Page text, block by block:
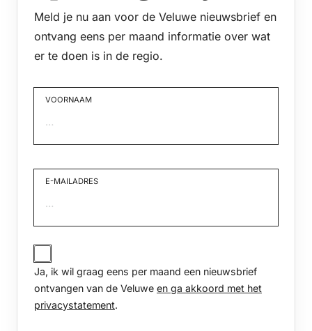
Meld je nu aan voor de Veluwe nieuwsbrief en
ontvang eens per maand informatie over wat
er te doen is in de regio.
VOORNAAM
E-MAILADRES
JA,
IK
WIL
GRAAG
PER
Ja, ik wil graag eens per maand een nieuwsbrief
ontvangen van de Veluwe en ga akkoord met het
privacystatement.